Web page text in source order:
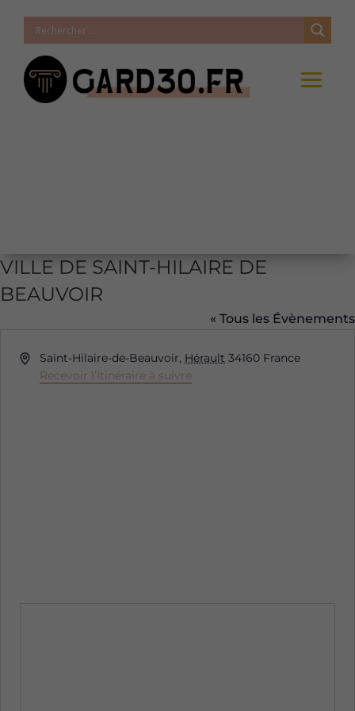
VILLE DE SAINT-HILAIRE DE
BEAUVOIR
« Tous les Évènements
AdresseSaint-Hilaire-de-Beauvoir, Hérault 34160 France
Recevoir l’Itinéraire à suivre